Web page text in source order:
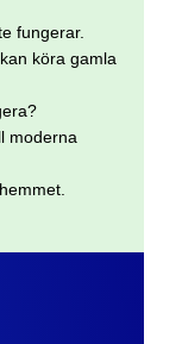
fungerar.
köra gamla
moderna